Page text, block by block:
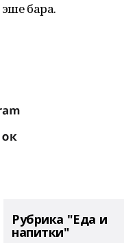
бара.
Рубрика "Еда и
напитки"